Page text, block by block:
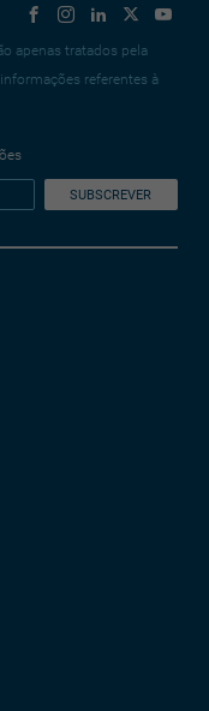
apenas tratados pela
referentes à